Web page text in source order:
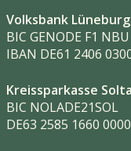
Volksbank
BIC GENODE F1 NBU
IBAN DE61 2406
Kreissparkasse
BIC NOLADE21SOL
DE63 2585 1660